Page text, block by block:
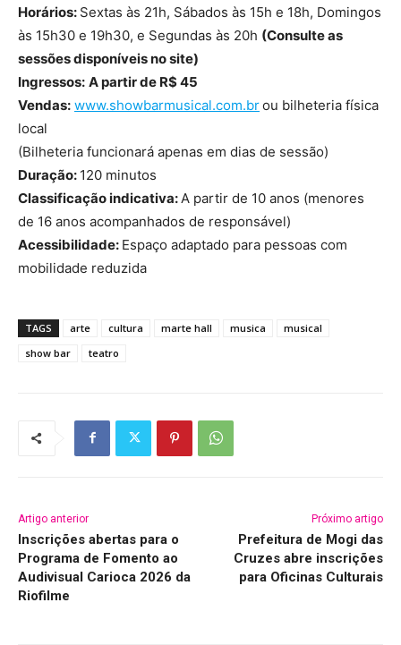
Horários: Sextas às 21h, Sábados às 15h e 18h, Domingos
às 15h30 e 19h30, e Segundas às 20h (Consulte as
sessões disponíveis no site)
Ingressos: A partir de R$ 45
Vendas: www.showbarmusical.com.brou bilheteria física
local
(Bilheteria funcionará apenas em dias de sessão)
Duração: 120 minutos
Classificação indicativa: A partir de 10 anos (menores
de 16 anos acompanhados de responsável)
Acessibilidade: Espaço adaptado para pessoas com
mobilidade reduzida
TAGS arte cultura marte hall musica
musical
show bar
teatro
Artigo anterior
Inscrições abertas para o
Programa de Fomento ao
Audivisual Carioca 2026 da
Riofilme
Próximo artigo
Prefeitura de Mogi das
Cruzes abre inscrições
para Oficinas Culturais